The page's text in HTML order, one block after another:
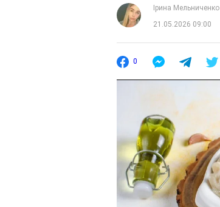
Ірина Мельниченко
21.05.2026 09:00
0